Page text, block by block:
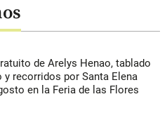
de Arelys Henao, tablado
y recorridos por Santa Elena
en la Feria de las Flores